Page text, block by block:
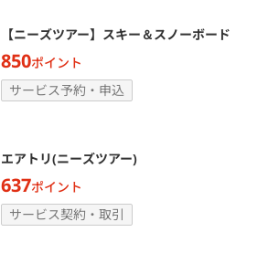
【ニーズツアー】スキー＆スノーボード
850ポイント
サービス予約・申込
エアトリ(ニーズツアー)
637ポイント
サービス契約・取引